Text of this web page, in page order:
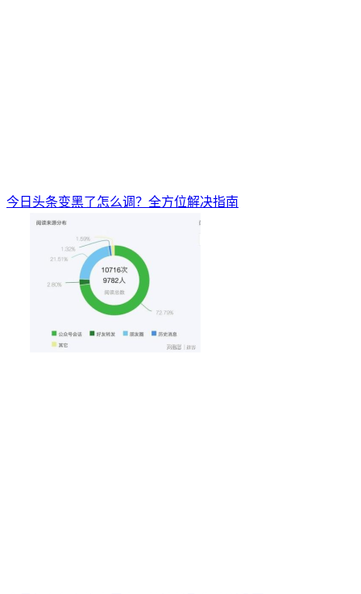
今日头条变黑了怎么调？全方位解决指南